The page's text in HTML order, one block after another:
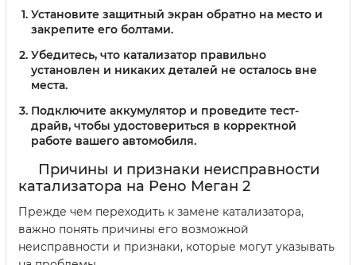
Установите защитный экран обратно на место и
закрепите его болтами.
Убедитесь, что катализатор правильно
установлен и никаких деталей не осталось вне
места.
Подключите аккумулятор и проведите тест-
драйв, чтобы удостовериться в корректной
работе вашего автомобиля.
Причины и признаки неисправности
катализатора на Рено Меган 2
Прежде чем переходить к замене катализатора,
важно понять причины его возможной
неисправности и признаки, которые могут указывать